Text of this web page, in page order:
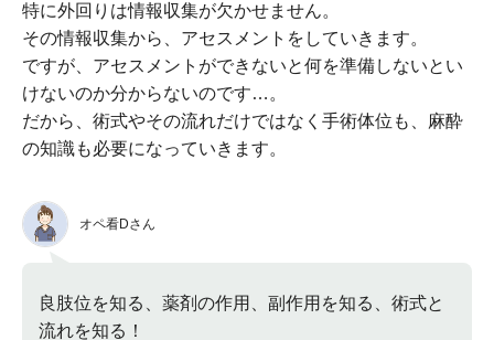
特に外回りは情報収集が欠かせません。
その情報収集から、アセスメントをしていきます。
ですが、アセスメントができないと何を準備しないとい
けないのか分からないのです…。
だから、術式やその流れだけではなく手術体位も、麻酔
の知識も必要になっていきます。
オペ看Dさん
良肢位を知る、薬剤の作用、副作用を知る、術式と
流れを知る！